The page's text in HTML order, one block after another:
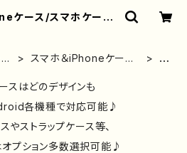
ケース/スマホケース/
スマホ＆iPhoneケース
｜かわいい
鳥
スはどのデザインも
各機種で対応可能♪
やストラップケース等、
プション多数選択可能♪